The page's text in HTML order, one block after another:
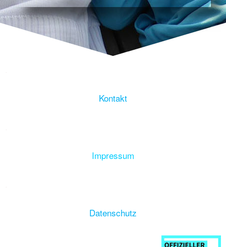
Kontakt
Impressum
Datenschutz